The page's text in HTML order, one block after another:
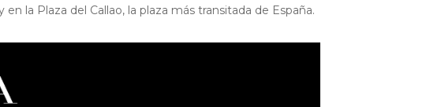
la Plaza del Callao, la plaza más transitada de España.